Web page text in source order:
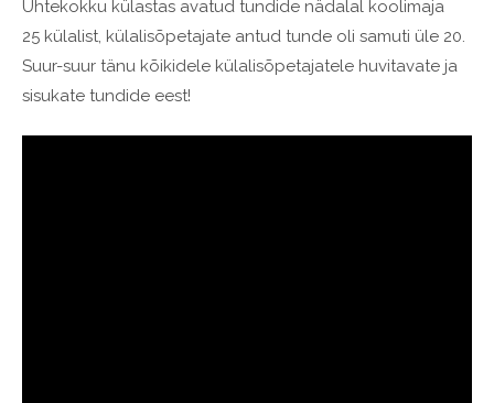
Ühtekokku külastas avatud tundide nädalal koolimaja
25 külalist, külalisõpetajate antud tunde oli samuti üle 20.
Suur-suur tänu kõikidele külalisõpetajatele huvitavate ja
sisukate tundide eest!